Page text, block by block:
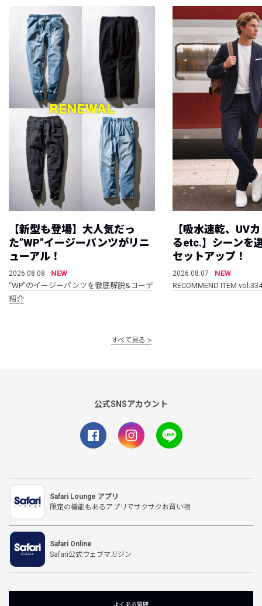
【新型も登場】大人気だっ
た”WP”イージーパンツがリニ
ューアル！
2026.08.08
NEW
“WP”のイージーパンツを徹底解説&コーデ
紹介
【吸水速乾、UV
るetc.】シーンを
セットアップ！
2026.08.07
NEW
RECOMMEND ITEM vol.334
すべて見る
公式SNSアカウント
Safari Lounge アプリ
限定の機能もあるアプリでサクサクお買い物
Safari Online
Safari公式ウェブマガジン
よくある質問